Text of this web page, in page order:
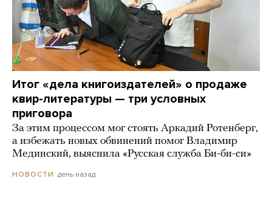
Итог «дела книгоиздателей» о продаже
квир-литературы — три условных
приговора
За этим процессом мог стоять Аркадий Ротенберг,
а избежать новых обвинений помог Владимир
Мединский, выяснила «Русская служба Би-би-си»
НОВОСТИ день назад